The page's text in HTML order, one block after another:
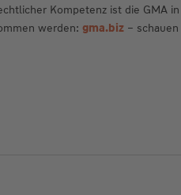
Kompetenz ist die GMA
werden: gma.biz –